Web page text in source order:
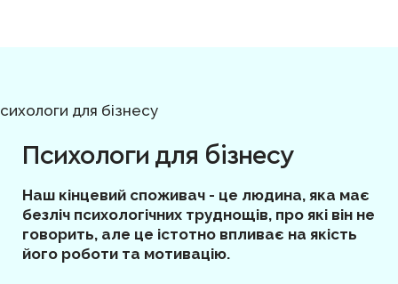
Психологи для бізнесу
Наш кінцевий споживач - це людина, яка має
безліч психологічних труднощів, про які він не
говорить, але це істотно впливає на якість
його роботи та мотивацію.